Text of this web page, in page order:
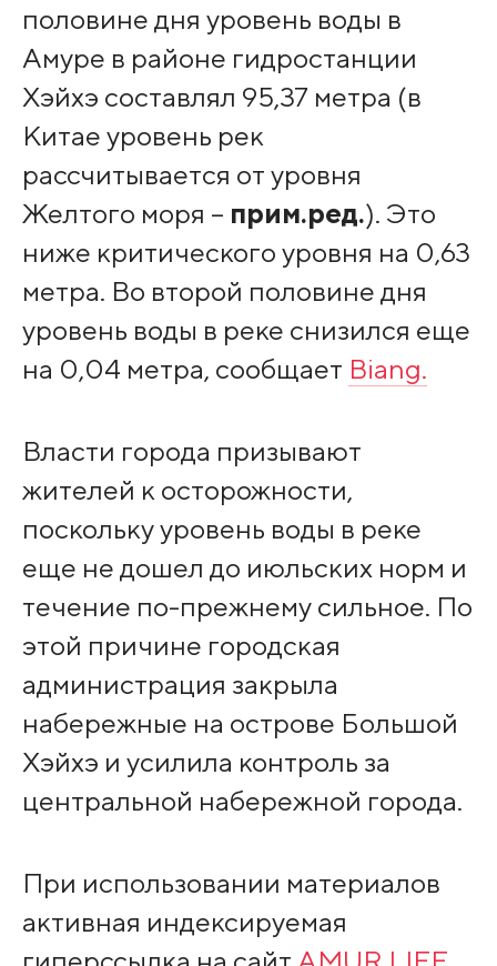
половине дня уровень воды в
Амуре в районе гидростанции
Хэйхэ составлял 95,37 метра (в
Китае уровень рек
рассчитывается от уровня
Желтого моря – прим.ред.). Это
ниже критического уровня на 0,63
метра. Во второй половине дня
уровень воды в реке снизился еще
на 0,04 метра, сообщает Biang.
Власти города призывают
жителей к осторожности,
поскольку уровень воды в реке
еще не дошел до июльских норм и
течение по-прежнему сильное. По
этой причине городская
администрация закрыла
набережные на острове Большой
Хэйхэ и усилила контроль за
центральной набережной города.
При использовании материалов
активная индексируемая